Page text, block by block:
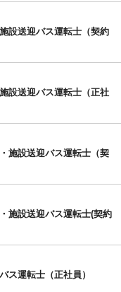
設送迎バス運転士（契約
設送迎バス運転士（正社
施設送迎バス運転士（契
施設送迎バス運転士(契約
ス運転士（正社員）